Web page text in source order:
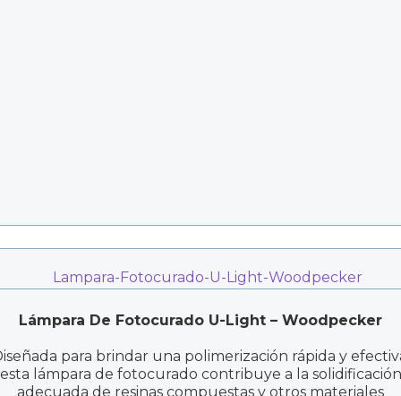
Lámpara De Fotocurado U-Light – Woodpecker
para brindar una polimerización rápida y
esta lámpara de fotocurado contribuye a la solidificación
adecuada de resinas compuestas y otros materiales